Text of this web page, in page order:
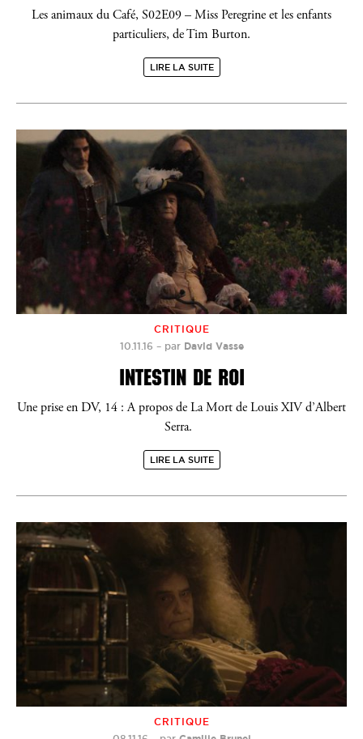
Les animaux du Café, S02E09 – Miss Peregrine et les enfants
particuliers, de Tim Burton.
LIRE LA SUITE
CRITIQUE
10.11.16 – par David Vasse
INTESTIN DE ROI
Une prise en DV, 14 : A propos de La Mort de Louis XIV d’Albert
Serra.
LIRE LA SUITE
CRITIQUE